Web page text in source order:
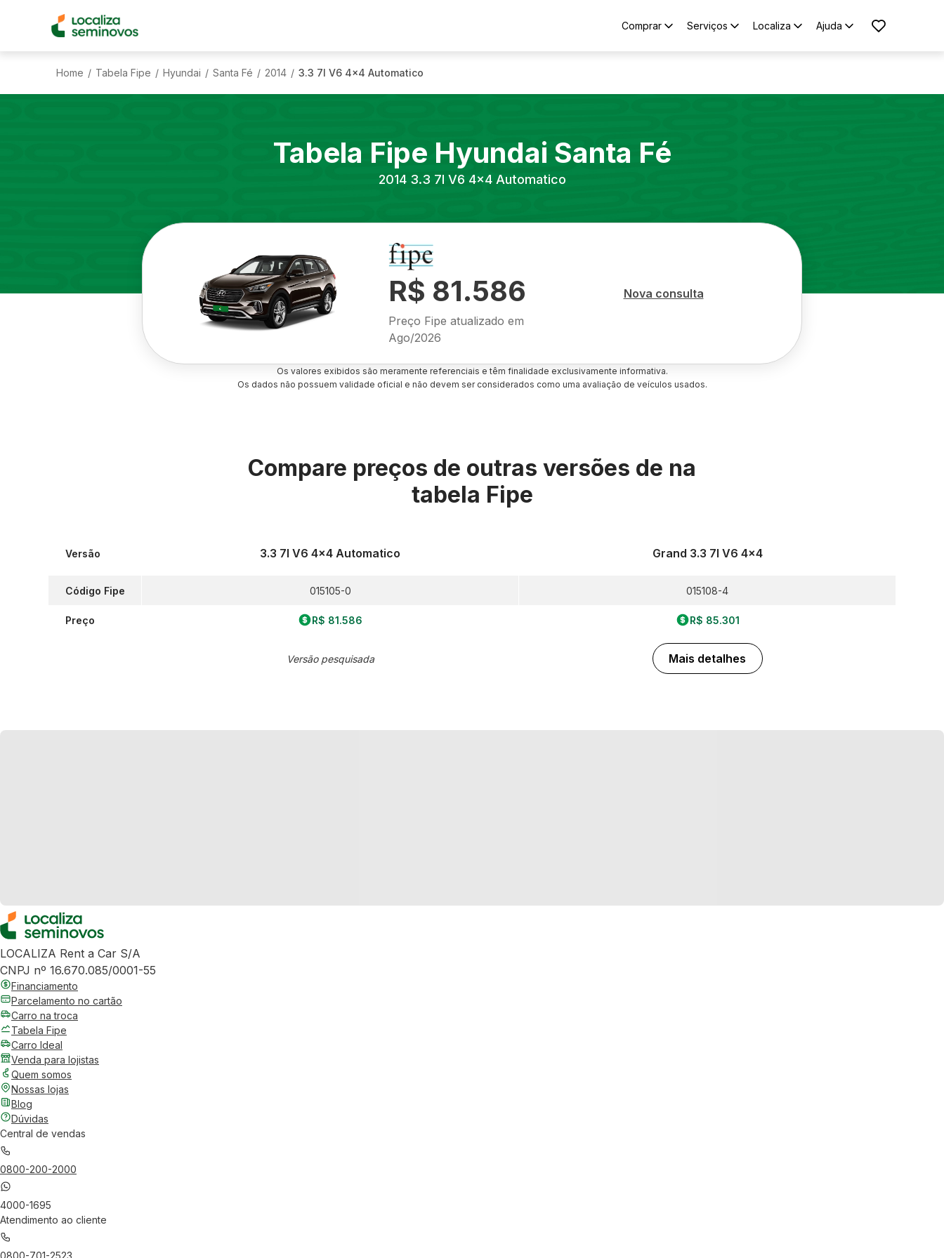
Comprar Serviços Localiza Ajuda
Home / Tabela Fipe / Hyundai / Santa Fé / 2014 / 3.3 7l V6 4x4 Automatico
Tabela Fipe Hyundai Santa Fé
2014 3.3 7l V6 4x4 Automatico
R$ 81.586
Preço Fipe atualizado em
Ago/2026
Nova consulta
Os valores exibidos são meramente referenciais e têm finalidade exclusivamente informativa.
Os dados não possuem validade oficial e não devem ser considerados como uma avaliação de veículos usados.
Compare preços de outras versões de na
tabela Fipe
Versão
Código Fipe
Preço
3.3 7l V6 4x4 Automatico
015105-0
R$ 81.586
Versão pesquisada
Grand 3.3 7l V6 4x4
015108-4
R$ 85.301
Mais detalhes
LOCALIZA Rent a Car S/A
CNPJ nº 16.670.085/0001-55
Financiamento
Parcelamento no cartão
Carro na troca
Tabela Fipe
Carro Ideal
Venda para lojistas
Quem somos
Nossas lojas
Blog
Dúvidas
Central de vendas
0800-200-2000
4000-1695
Atendimento ao cliente
0800-701-2523